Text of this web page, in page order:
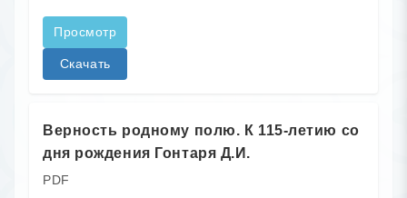
Просмотр
Скачать
Верность родному полю. К 115-летию со
дня рождения Гонтаря Д.И.
PDF